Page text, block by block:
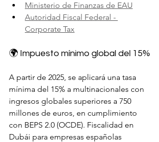
Ministerio de Finanzas de EAU
Autoridad Fiscal Federal -
Corporate Tax
🌍 Impuesto mínimo global del 15%
A partir de 2025, se aplicará una tasa
mínima del 15% a multinacionales con
ingresos globales superiores a 750
millones de euros, en cumplimiento
con BEPS 2.0 (OCDE). Fiscalidad en
Dubái para empresas españolas